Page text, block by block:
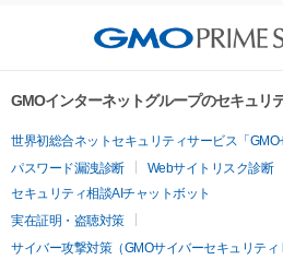
GMOインターネットグループのセキュリ
世界初総合ネットセキュリティサービス「GMO
パスワード漏洩診断
Webサイトリスク診断
セキュリティ相談AIチャットボット
実在証明・盗聴対策
サイバー攻撃対策（GMOサイバーセキュリティ